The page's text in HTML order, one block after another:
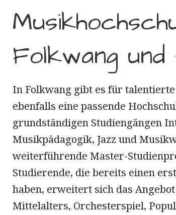
Folkwang und
In Folkwang gibt es für
ebenfalls eine passende
grundständigen Studiengängen
Musikpädagogik, Jazz und
weiterführende Master-
Studierende, die bereits einen
haben, erweitert sich das
Mittelalters, Orchesterspiel,